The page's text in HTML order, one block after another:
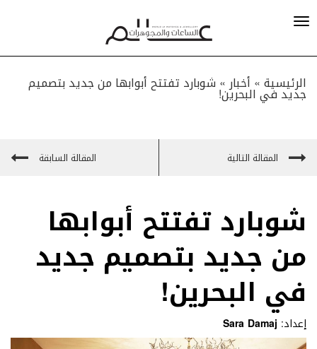
الرئيسية » أخبار» شوبارد تفتتح أبوابها من جديد بتصميم
جديد في البحرين!
المقالة التالية المقالة السابقة
شوبارد تفتتح أبوابها
من جديد بتصميم جديد
في البحرين!
إعداد: Sara Damaj